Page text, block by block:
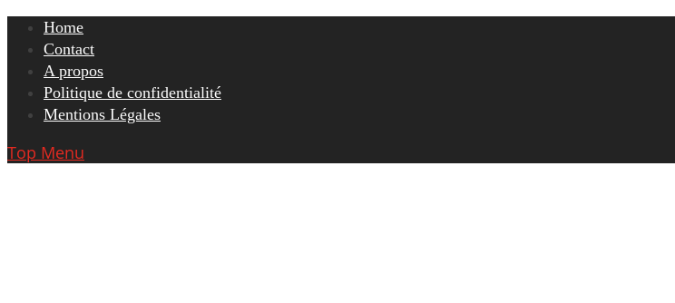
Skip
content
Home
Contact
A propos
Politique de confidentialité
Mentions Légales
Top Menu